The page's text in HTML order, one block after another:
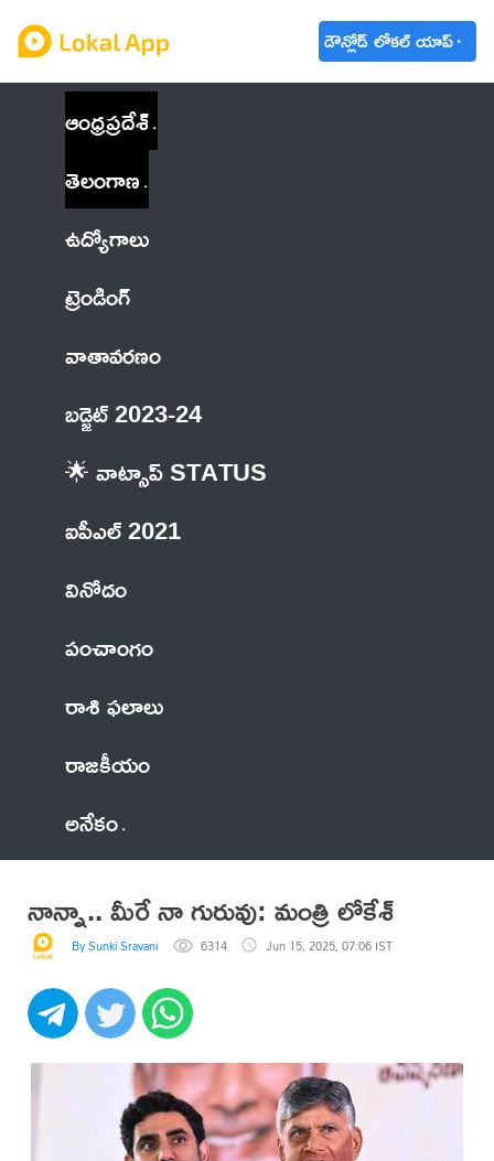
డౌన్లోడ్ లోకల్ యాప్
ఆంధ్రప్రదేశ్
తెలంగాణ
ఉద్యోగాలు
ట్రెండింగ్
వాతావరణం
బడ్జెట్ 2023-24
🌟 వాట్సాప్ STATUS
ఐపీఎల్ 2021
వినోదం
పంచాంగం
రాశి ఫలాలు
రాజకీయం
అనేకం
నాన్నా.. మీరే నా గురువు: మంత్రి లోకేశ్
By Sunki Sravani 6314 Jun 15, 2025, 07:06 IST